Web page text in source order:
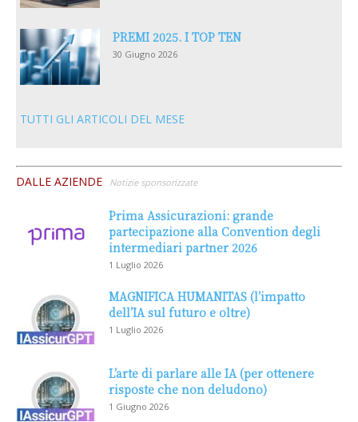
PREMI 2025. I TOP TEN
30 Giugno 2026
TUTTI GLI ARTICOLI DEL MESE
DALLE AZIENDE Notizie sponsorizzate
Prima Assicurazioni: grande
partecipazione alla Convention degli
intermediari partner 2026
1 Luglio 2026
MAGNIFICA HUMANITAS (l’impatto
dell’IA sul futuro e oltre)
1 Luglio 2026
L’arte di parlare alle IA (per ottenere
risposte che non deludono)
1 Giugno 2026